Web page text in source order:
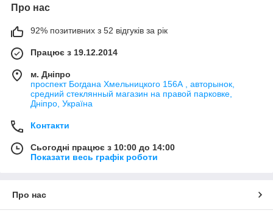
Про нас
92% позитивних з 52 відгуків за рік
Працює з 19.12.2014
м. Дніпро
проспект Богдана Хмельницкого 156А , авторынок,
средний стеклянный магазин на правой парковке,
Дніпро, Україна
Контакти
Сьогодні працює з 10:00 до 14:00
Показати весь графік роботи
Про нас